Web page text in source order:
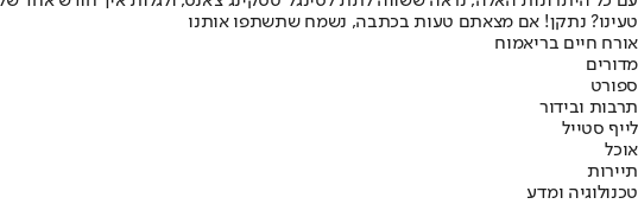
טעינו? נתקן! אם מצאתם טעות בכתבה, נשמח שתשתפו אותנו
אורח חיים בריאמוח
מדורים
ספורט
תרבות ובידור
לייף סטייל
אוכל
תיירות
טכנולוגיה ומדע